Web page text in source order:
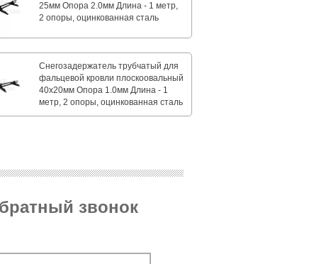
25мм Опора 2.0мм Длина - 1 метр,
2 опоры, оцинкованная сталь
Снегозадержатель трубчатый для
фальцевой кровли плоскоовальный
40х20мм Опора 1.0мм Длина - 1
метр, 2 опоры, оцинкованная сталь
звонок